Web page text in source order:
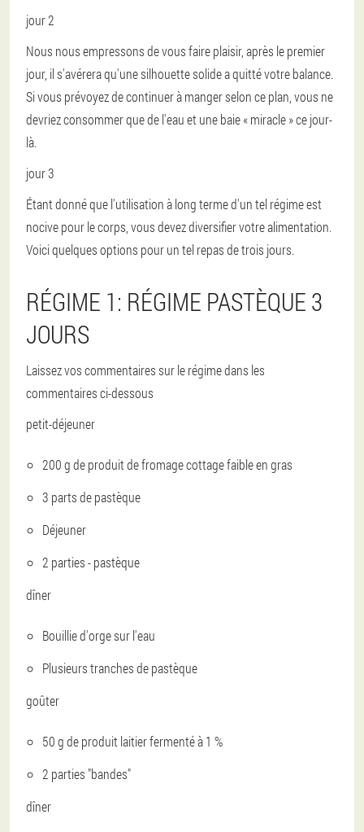
jour 2
Nous nous empressons de vous faire plaisir, après le premier
jour, il s'avérera qu'une silhouette solide a quitté votre balance.
Si vous prévoyez de continuer à manger selon ce plan, vous ne
devriez consommer que de l'eau et une baie « miracle » ce jour-
là.
jour 3
Étant donné que l'utilisation à long terme d'un tel régime est
nocive pour le corps, vous devez diversifier votre alimentation.
Voici quelques options pour un tel repas de trois jours.
RÉGIME 1: RÉGIME PASTÈQUE 3
JOURS
Laissez vos commentaires sur le régime dans les
commentaires ci-dessous
petit-déjeuner
200 g de produit de fromage cottage faible en gras
3 parts de pastèque
Déjeuner
2 parties - pastèque
dîner
Bouillie d'orge sur l'eau
Plusieurs tranches de pastèque
goûter
50 g de produit laitier fermenté à 1 %
2 parties "bandes"
dîner